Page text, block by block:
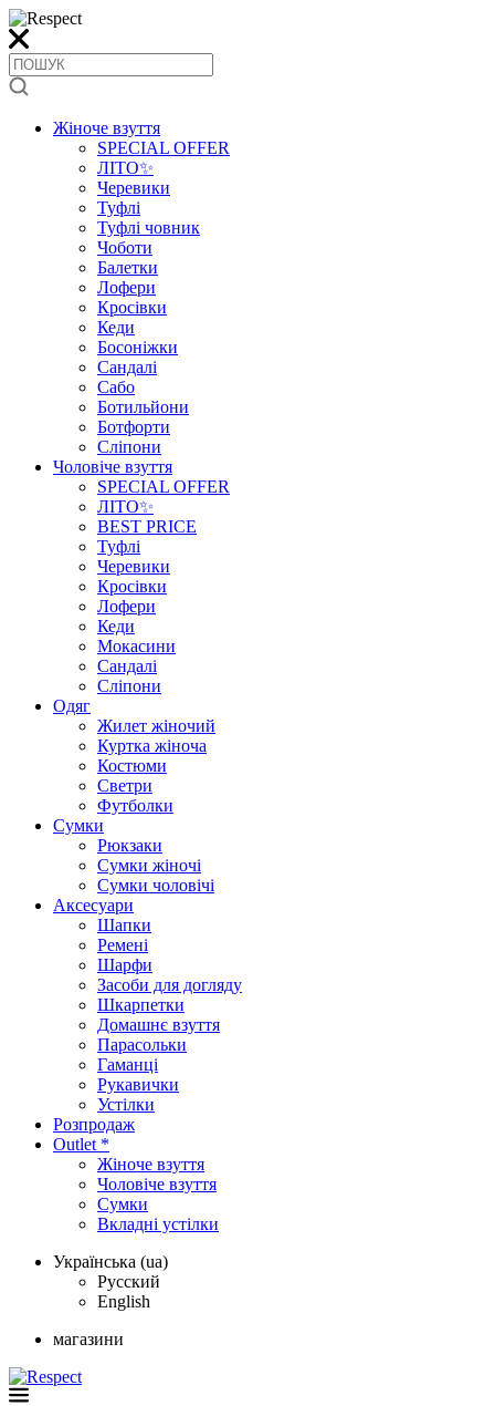
Жіноче взуття
SPECIAL OFFER
ЛІТО✨
Черевики
Туфлі
Туфлі човник
Чоботи
Балетки
Лофери
Кросівки
Кеди
Босоніжки
Сандалі
Сабо
Ботильйони
Ботфорти
Сліпони
Чоловіче взуття
SPECIAL OFFER
ЛІТО✨
BEST PRICE
Туфлі
Черевики
Кросівки
Лофери
Кеди
Мокасини
Сандалі
Сліпони
Одяг
Жилет жіночий
Куртка жіноча
Костюми
Светри
Футболки
Сумки
Рюкзаки
Сумки жіночі
Сумки чоловічі
Аксеcуари
Шапки
Ремені
Шарфи
Засоби для догляду
Шкарпетки
Домашнє взуття
Парасольки
Гаманці
Рукавички
Устілки
Розпродаж
Outlet *
Жіноче взуття
Чоловіче взуття
Сумки
Вкладні устілки
Українська (ua)
Русский
English
магазини